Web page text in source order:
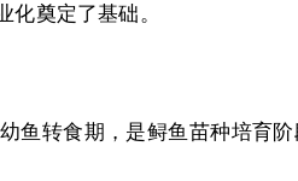
奠定了基础。
鱼转食期，是鲟鱼苗种培育